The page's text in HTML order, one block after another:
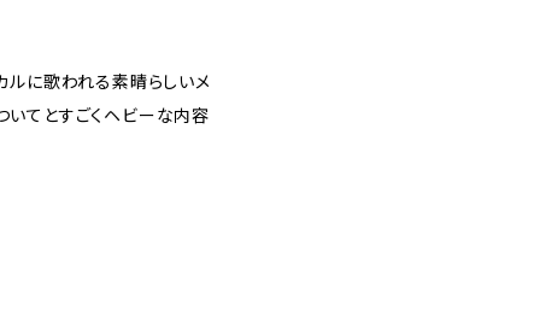
ルに歌われる素晴らしいメ
てとすごくヘビーな内容